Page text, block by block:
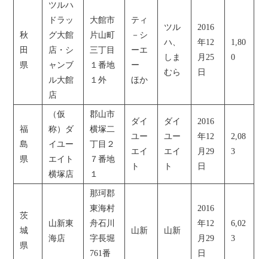
秋
田
県
ツルハ
ドラッ
グ大館
店・シ
ャンブ
ル大館
店
大館市
片山町
三丁目
１番地
１外
ティ
－シ
ーエ
ー
ほか
ツル
ハ、
しま
むら
2016
年12
月25
日
1,80
0
福
島
県
（仮
称）ダ
イユー
エイト
横塚店
郡山市
横塚二
丁目２
７番地
１
ダイ
ユー
エイ
ト
ダイ
ユー
エイ
ト
2016
年12
月29
日
2,08
3
茨
城
県
山新東
海店
那珂郡
東海村
舟石川
字長堀
761番
山新 山新
2016
年12
月29
日
6,02
3